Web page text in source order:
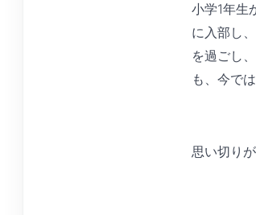
小学1年生
に入部し
を過ごし
も、今で
思い切り